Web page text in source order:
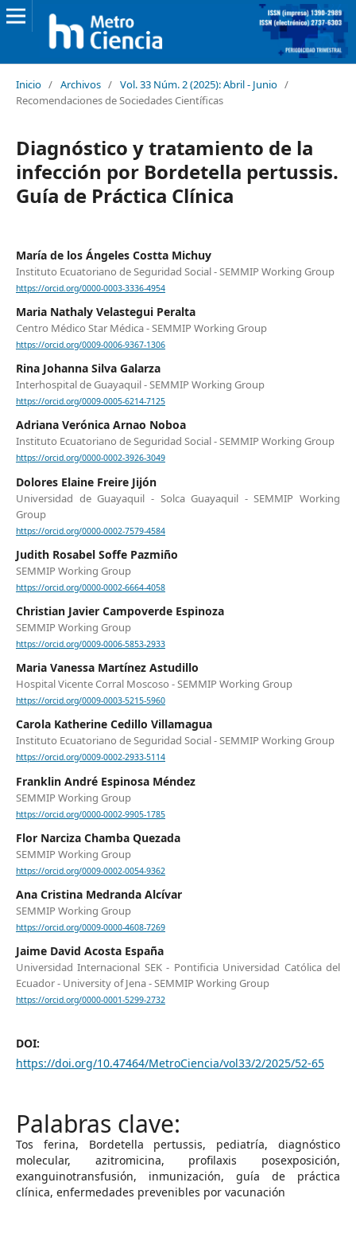
Inicio / Archivos / Vol. 33 Núm. 2 (2025): Abril - Junio /
Recomendaciones de Sociedades Científicas
Diagnóstico y tratamiento de la
infección por Bordetella pertussis.
Guía de Práctica Clínica
María de los Ángeles Costta Michuy
Instituto Ecuatoriano de Seguridad Social - SEMMIP Working Group
https://orcid.org/0000-0003-3336-4954
Maria Nathaly Velastegui Peralta
Centro Médico Star Médica - SEMMIP Working Group
https://orcid.org/0009-0006-9367-1306
Rina Johanna Silva Galarza
Interhospital de Guayaquil - SEMMIP Working Group
https://orcid.org/0009-0005-6214-7125
Adriana Verónica Arnao Noboa
Instituto Ecuatoriano de Seguridad Social - SEMMIP Working Group
https://orcid.org/0000-0002-3926-3049
Dolores Elaine Freire Jijón
Universidad de Guayaquil - Solca Guayaquil - SEMMIP Working
Group
https://orcid.org/0000-0002-7579-4584
Judith Rosabel Soffe Pazmiño
SEMMIP Working Group
https://orcid.org/0000-0002-6664-4058
Christian Javier Campoverde Espinoza
SEMMIP Working Group
https://orcid.org/0009-0006-5853-2933
Maria Vanessa Martínez Astudillo
Hospital Vicente Corral Moscoso - SEMMIP Working Group
https://orcid.org/0009-0003-5215-5960
Carola Katherine Cedillo Villamagua
Instituto Ecuatoriano de Seguridad Social - SEMMIP Working Group
https://orcid.org/0009-0002-2933-5114
Franklin André Espinosa Méndez
SEMMIP Working Group
https://orcid.org/0000-0002-9905-1785
Flor Narciza Chamba Quezada
SEMMIP Working Group
https://orcid.org/0009-0002-0054-9362
Ana Cristina Medranda Alcívar
SEMMIP Working Group
https://orcid.org/0009-0000-4608-7269
Jaime David Acosta España
Universidad Internacional SEK - Pontificia Universidad Católica del
Ecuador - University of Jena - SEMMIP Working Group
https://orcid.org/0000-0001-5299-2732
DOI:
https://doi.org/10.47464/MetroCiencia/vol33/2/2025/52-65
Tos ferina, Bordetella pertussis, pediatría, diagnóstico
molecular, azitromicina, profilaxis posexposición,
exanguinotransfusión, inmunización, guía de práctica
clínica, enfermedades prevenibles por vacunación